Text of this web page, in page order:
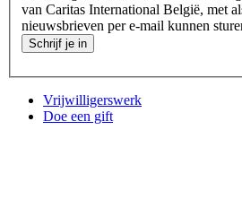
van Caritas International België, met
nieuwsbrieven per e-mail kunnen
Schrijf je in
Vrijwilligerswerk
Doe een gift